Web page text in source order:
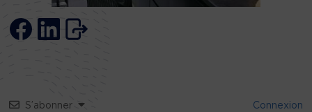
S’abonner Connexion